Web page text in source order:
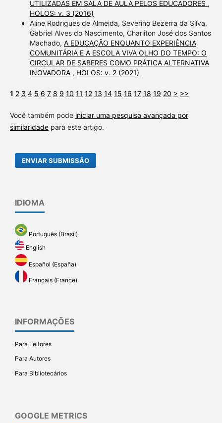
UTILIZADAS EM SALA DE AULA PELOS EDUCADORES ,
HOLOS: v. 3 (2016)
Aline Rodrigues de Almeida, Severino Bezerra da Silva,
Gabriel Alves do Nascimento, Charliton José dos Santos
Machado, A EDUCAÇÃO ENQUANTO EXPERIÊNCIA
COMUNITÁRIA E A ESCOLA VIVA OLHO DO TEMPO: O
CIRCULAR DE SABERES COMO PRÁTICA ALTERNATIVA
INOVADORA , HOLOS: v. 2 (2021)
1 2 3 4 5 6 7 8 9 10 11 12 13 14 15 16 17 18 19 20 > >>
Você também pode iniciar uma pesquisa avançada por
similaridadepara este artigo.
ENVIAR SUBMISSÃO
IDIOMA
Português (Brasil)
English
Español (España)
Français (France)
INFORMAÇÕES
Para Leitores
Para Autores
Para Bibliotecários
GOOGLE METRICS